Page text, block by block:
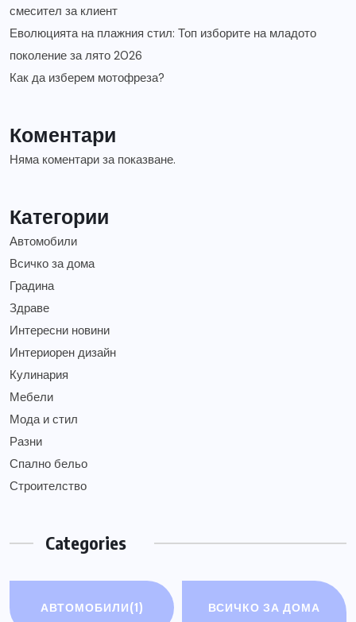
смесител за клиент
Еволюцията на плажния стил: Топ изборите на младото
поколение за лято 2026
Как да изберем мотофреза?
Коментари
Няма коментари за показване.
Категории
Автомобили
Всичко за дома
Градина
Здраве
Интересни новини
Интериорен дизайн
Кулинария
Мебели
Мода и стил
Разни
Спално бельо
Строителство
Categories
АВТОМОБИЛИ(1)
ВСИЧКО ЗА ДОМА